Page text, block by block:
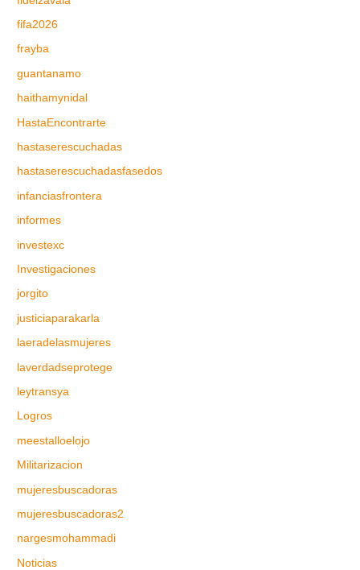
fifa2026
frayba
guantanamo
haithamynidal
HastaEncontrarte
hastaserescuchadas
hastaserescuchadasfasedos
infanciasfrontera
informes
investexc
Investigaciones
jorgito
justiciaparakarla
laeradelasmujeres
laverdadseprotege
leytransya
Logros
meestalloelojo
Militarizacion
mujeresbuscadoras
mujeresbuscadoras2
nargesmohammadi
Noticias